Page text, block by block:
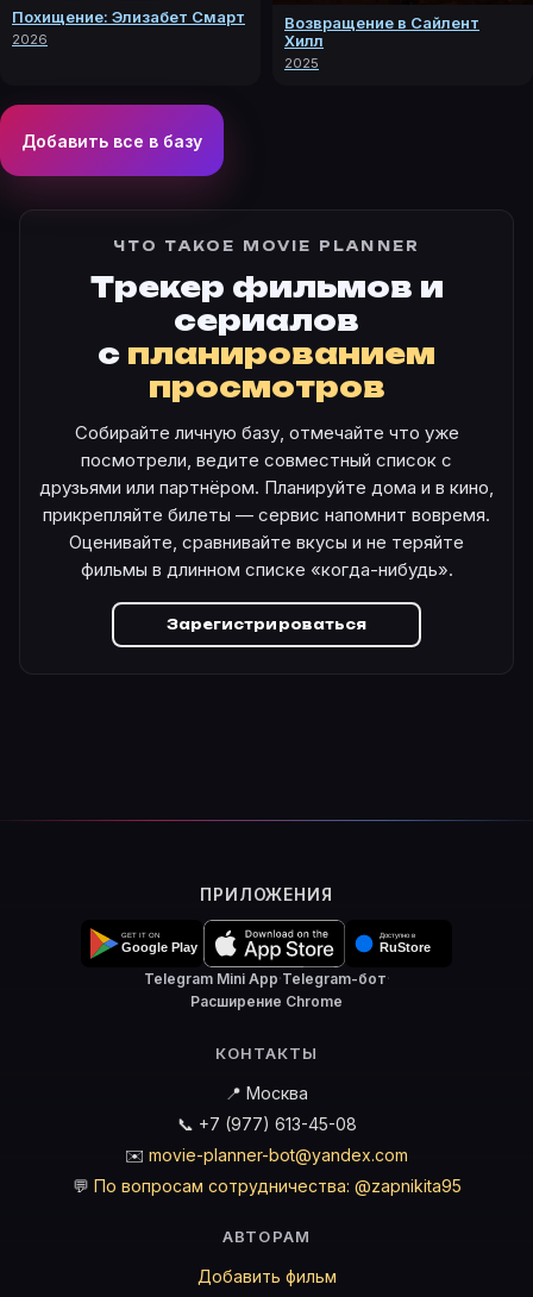
Похищение: Элизабет Смарт
2026
Возвращение в Сайлент
Хилл
2025
Добавить все в базу
ЧТО ТАКОЕ MOVIE PLANNER
Трекер фильмов и
сериалов
с планированием
просмотров
Собирайте личную базу, отмечайте что уже
посмотрели, ведите совместный список с
друзьями или партнёром. Планируйте дома и в кино,
прикрепляйте билеты — сервис напомнит вовремя.
Оценивайте, сравнивайте вкусы и не теряйте
фильмы в длинном списке «когда-нибудь».
Зарегистрироваться
ПРИЛОЖЕНИЯ
Telegram Mini App·Telegram-бот·
Расширение Chrome
КОНТАКТЫ
📍 Москва
📞 +7 (977) 613-45-08
✉️ movie-planner-bot@yandex.com
💬 По вопросам сотрудничества: @zapnikita95
АВТОРАМ
Добавить фильм